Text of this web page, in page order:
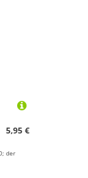
5,95 €
der